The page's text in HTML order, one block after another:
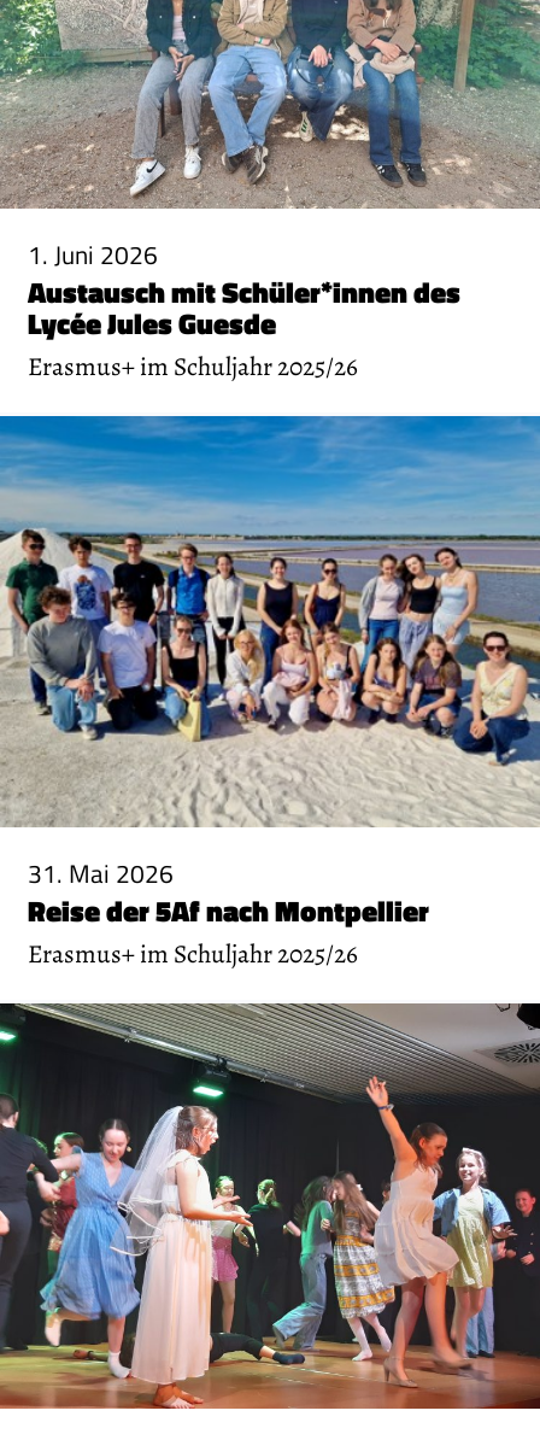
1. Juni 2026
Austausch mit Schüler*innen des
Lycée Jules Guesde
Erasmus+ im Schuljahr 2025/26
31. Mai 2026
Reise der 5Af nach Montpellier
Erasmus+ im Schuljahr 2025/26